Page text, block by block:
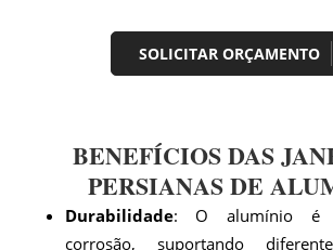
SOLICITAR ORÇAMENTO
BENEFÍCIOS DAS
PERSIANAS DE
Durabilidade: O alumínio é
corrosão, suportando